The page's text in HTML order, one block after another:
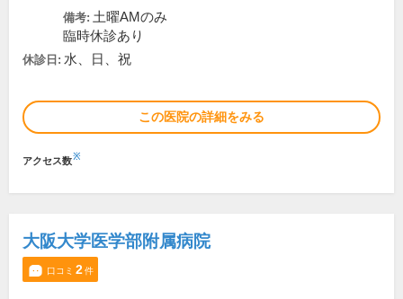
備考: 土曜AMのみ
臨時休診あり
休診日: 水、日、祝
この医院の詳細をみる
アクセス数※
大阪大学医学部附属病院
口コミ 2件